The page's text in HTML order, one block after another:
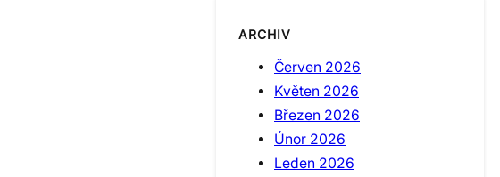
ARCHIV
Červen 2026
Květen 2026
Březen 2026
Únor 2026
Leden 2026